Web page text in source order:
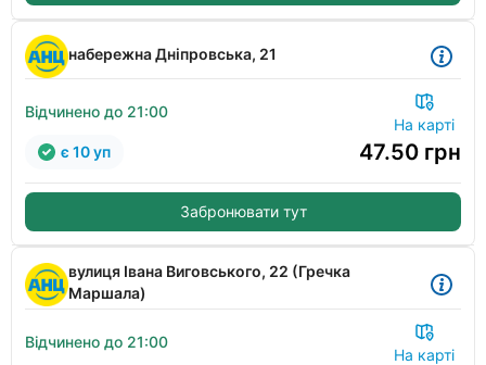
набережна Дніпровська, 21
Відчинено до 21:00
На карті
47.50 грн
є 10 уп
Забронювати тут
вулиця Івана Виговського, 22 (Гречка
Маршала)
Відчинено до 21:00
На карті